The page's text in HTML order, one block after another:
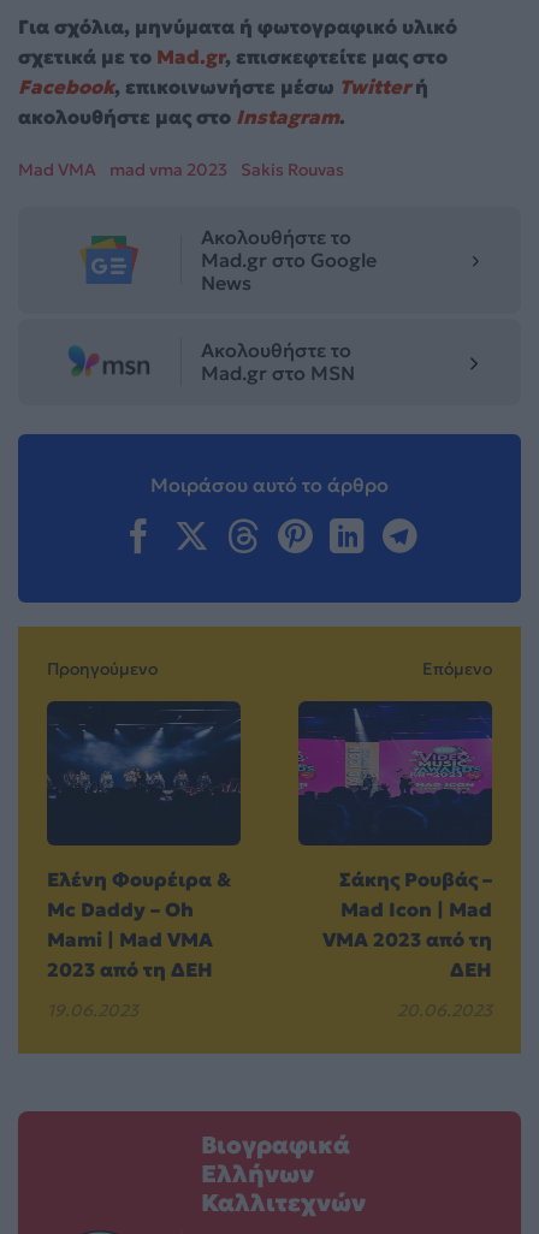
Για σχόλια, μηνύματα ή φωτογραφικό υλικό
σχετικά με το Mad.gr, επισκεφτείτε μας στο
Facebook, επικοινωνήστε μέσω Twitterή
ακολουθήστε μας στο Instagram.
Mad VMA mad vma 2023 Sakis Rouvas
Ακολουθήστε το
Mad.gr στο Google
News
Ακολουθήστε το
Mad.gr στο MSN
Μοιράσου αυτό το άρθρο
Προηγούμενο
Ελένη Φουρέιρα &
Mc Daddy – Oh
Mami | Mad VMA
2023 από τη ΔΕΗ
19.06.2023
Επόμενο
Σάκης Ρουβάς –
Mad Icon | Mad
VMA 2023 από τη
ΔΕΗ
20.06.2023
Βιογραφικά
Ελλήνων
Καλλιτεχνών